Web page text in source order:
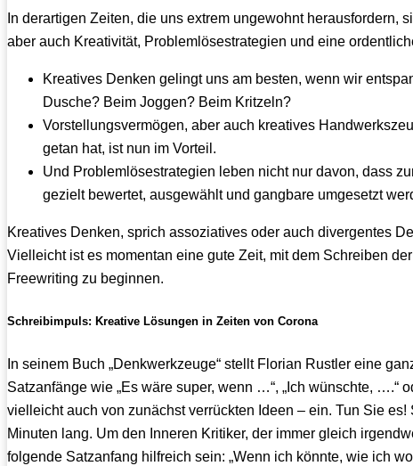
In derartigen Zeiten, die uns extrem ungewohnt
aber auch Kreativität, Problemlösestrategien und eine
Kreatives Denken gelingt uns am besten, wenn wir
Dusche? Beim Joggen? Beim Kritzeln?
Vorstellungsvermögen, aber auch kreatives
getan hat, ist nun im Vorteil.
Und Problemlösestrategien leben nicht nur davon, dass
gezielt bewertet, ausgewählt und gangbare umgesetzt
Kreatives Denken, sprich assoziatives oder auch divergentes
Vielleicht ist es momentan eine gute Zeit, mit dem Schreiben
Freewriting zu beginnen.
Schreibimpuls: Kreative Lösungen in Zeiten von Corona
In seinem Buch „Denkwerkzeuge“ stellt Florian Rustler eine
Satzanfänge wie „Es wäre super, wenn …“, „Ich wünschte, ….“
vielleicht auch von zunächst verrückten Ideen – ein. Tun Sie
Minuten lang. Um den Inneren Kritiker, der immer gleich
folgende Satzanfang hilfreich sein: „Wenn ich könnte, wie ich